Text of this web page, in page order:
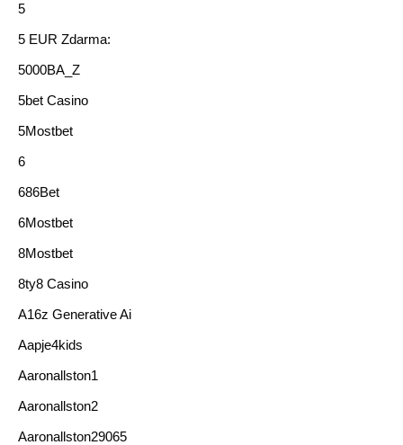
5
5 EUR Zdarma:
5000BA_Z
5bet Casino
5Mostbet
6
686Bet
6Mostbet
8Mostbet
8ty8 Casino
A16z Generative Ai
Aapje4kids
Aaronallston1
Aaronallston2
Aaronallston29065